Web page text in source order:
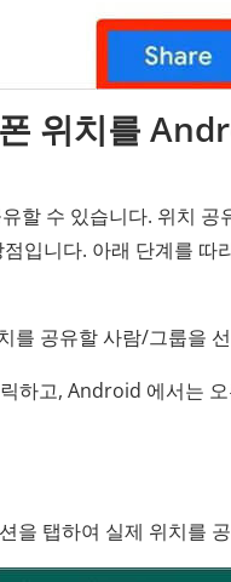
위치를
할 수 있습니다. 위치 공
입니다. 아래 단계를
를 공유할 사람/그룹을
하고, Android 에서는
을 탭하여 실제 위치를